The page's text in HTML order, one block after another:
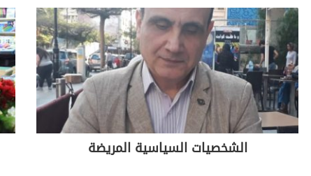
b
o
o
k
A
p
p
a
m
Li
n
k
الشخصيات السياسية المريضة